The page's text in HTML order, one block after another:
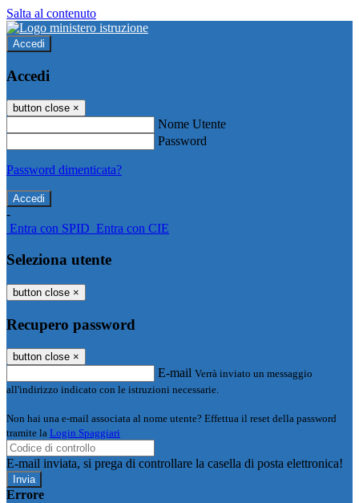
Salta al contenuto
Accedi
Accedi
button close ×
Nome Utente
Password
Password dimenticata?
-
Entra con SPID Entra con CIE
Seleziona utente
button close ×
Recupero password
button close ×
E-mail Verrà inviato un messaggio
all'indirizzo indicato con le istruzioni necessarie.
Non hai una e-mail associata al nome utente? Effettua il reset della password
tramite la Login Spaggiari
E-mail inviata, si prega di controllare la casella di posta elettronica!
Errore